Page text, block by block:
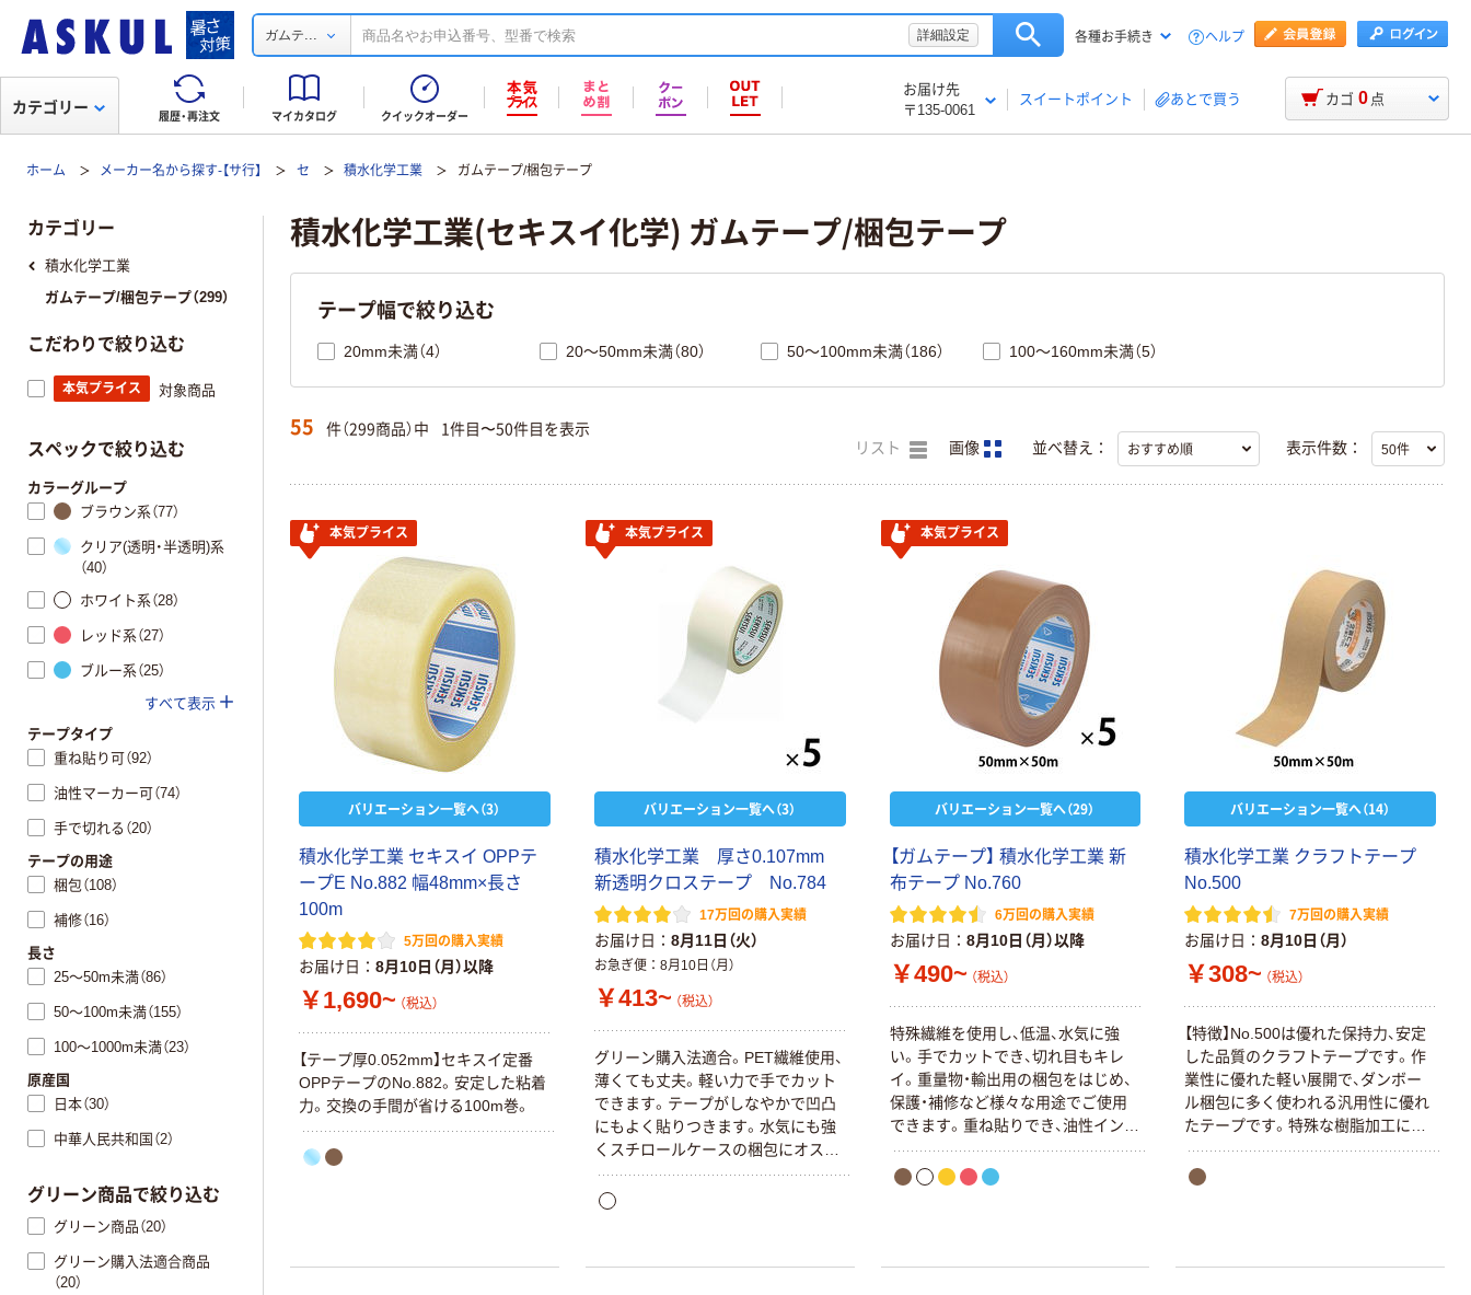
ガムテ... 詳細設定 各種お手続き ヘルプ
履歴・再注文 マイカタログ クイックオーダー
お届け先
〒135-0061
スイートポイント あとで買う
カテゴリー カゴ 0 点
ホーム メーカー名から探す-【サ行】 セ 積水化学工業 ガムテープ/梱包テープ
積水化学工業(セキスイ化学) ガムテープ/梱包テープ
テープ幅で絞り込む
20mm未満（4） 20～50mm未満（80） 50～100mm未満（186） 100～160mm未満（5）
55 件（299商品）中 1件目〜50件目を表示
リスト 画像 並べ替え： 表示件数：
本気プライス
バリエーション一覧へ（3）
積水化学工業 セキスイ OPPテ
ープE No.882 幅48mm×長さ
100m
5万回の購入実績
お届け日 8月10日（月）以降
￥1,690~ （税込）
【テープ厚0.052mm】セキスイ定番
OPPテープのNo.882。安定した粘着
力。交換の手間が省ける100m巻。
本気プライス
バリエーション一覧へ（3）
積水化学工業 厚さ0.107mm
新透明クロステープ No.784
17万回の購入実績
お届け日 8月11日（火）
お急ぎ便 8月10日（月）
￥413~ （税込）
グリーン購入法適合。PET繊維使用、
薄くても丈夫。軽い力で手でカット
できます。テープがしなやかで凹凸
にもよく貼りつきます。水気にも強
くスチロールケースの梱包にオスス
メ。重ね貼りでき、油性インクで文字
書きできます。カラー：白（半透明）
本気プライス
バリエーション一覧へ（29）
【ガムテープ】 積水化学工業 新
布テープ No.760
6万回の購入実績
お届け日 8月10日（月）以降
￥490~ （税込）
特殊繊維を使用し、低温、水気に強
い。手でカットでき、切れ目もキレ
イ。重量物・輸出用の梱包をはじめ、
保護・補修など様々な用途でご使用
できます。重ね貼りでき、油性インク
で文字書きできます。
バリエーション一覧へ（14）
積水化学工業 クラフトテープ
No.500
7万回の購入実績
お届け日 8月10日（月）
￥308~ （税込）
【特徴】No.500は優れた保持力、安定
した品質のクラフトテープです。作
業性に優れた軽い展開で、ダンボー
ル梱包に多く使われる汎用性に優れ
たテープです。特殊な樹脂加工によ
り防湿性に優れ、高・低温性にも優れ
ています。重ね貼りはできません。
カテゴリー
積水化学工業
ガムテープ/梱包テープ（299）
こだわりで絞り込む
本気プライス 対象商品
スペックで絞り込む
カラーグループ
ブラウン系（77）
クリア(透明・半透明)系
（40）
ホワイト系（28）
レッド系（27）
ブルー系（25）
すべて表示
テープタイプ
重ね貼り可（92）
油性マーカー可（74）
手で切れる（20）
テープの用途
梱包（108）
補修（16）
長さ
25～50m未満（86）
50～100m未満（155）
100～1000m未満（23）
原産国
日本（30）
中華人民共和国（2）
グリーン商品で絞り込む
グリーン商品（20）
グリーン購入法適合商品
（20）